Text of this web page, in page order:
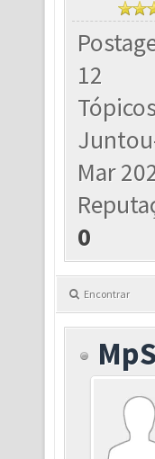
12
Mar
0
Encontrar